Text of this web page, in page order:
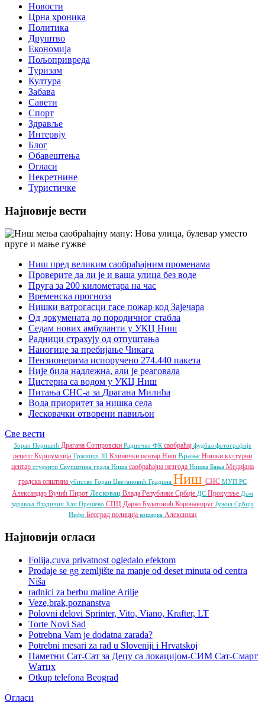
Новости
Црна хроника
Политика
Друштво
Економија
Пољопривреда
Туризам
Култура
Забава
Савети
Спорт
Здравље
Интервју
Блог
Обавештења
Огласи
Некретнине
Туристичке
Најновије вести
Ниш пред великим саобраћајним променама
Проверите да ли је и ваша улица без воде
Пруга за 200 километара на час
Временска прогноза
Нишки ватрогасци гасе пожар код Зајечара
Од докумената до породичног стабла
Седам нових амбуланти у УКЦ Ниш
Радници страхују од отпуштања
Наногице за пребијање Чикага
Пензионерима испоручено 274.440 пакета
Није била надлежна, али је реаговала
Цистерна са водом у УКЦ Ниш
Питања СНС-а за Драгана Милића
Вода приоритет за нишка села
Лесковачки отворени павиљон
Све вести
Зоран Перишић Драгана Сотировски Раднички ФК саобраћај фудбал фотографије
рецепт Куршумлија Тржница ЈП Клинички центар Ниш Врање Нишки културни
центар студенти Скупштина града Ниша саобраћајна незгода Нишка Бања Медијана
градска општина убиство Горан Цветановић Градина Ниш СНС МУП РС
Александар Вучић Пирот Лесковац Влада Републике Србије ДС Прокупље Дом
здравља Владичин Хан Прешево СПЦ Дарко Булатовић Коронавирус Јужна Србија
Инфо Београд полиција кошарка Алексинац
Најновији огласи
Folija,cuva privatnost ogledalo efektom
Prodaje se gg zemljište na manje od deset minuta od centra
Niša
radnici za berbu maline Arilje
Veze,brak,poznanstva
Polovni delovi Sprinter, Vito, Viano, Krafter, LT
Torte Novi Sad
Potrebna Vam je dodatna zarada?
Potrebni mesari za rad u Sloveniji i Hrvatskoj
Паметни Сат-Сат за Децу са локацијом-СИМ Сат-Смарт
Wатцх
Otkup telefona Beograd
Огласи